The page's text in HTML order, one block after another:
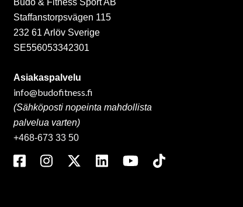
Staffanstorpsvägen 115
232 61 Arlöv Sverige
SE556053342301
Asiakaspalvelu
info@budofitness.fi
(Sähköposti nopeinta mahdollista
palvelua varten)
+468-673 33 50